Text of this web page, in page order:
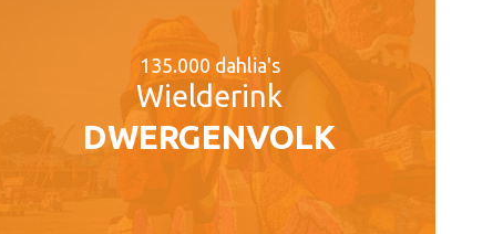
135.000 dahlia's
Wielderink
DWERGENVOLK